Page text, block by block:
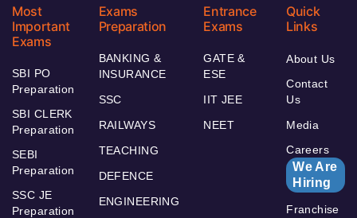
Most
Important
Exams
SBI PO
Preparation
SBI CLERK
Preparation
SEBI
Preparation
SSC JE
Preparation
Exams
Preparation
BANKING &
INSURANCE
SSC
RAILWAYS
TEACHING
DEFENCE
ENGINEERING
Entrance
Exams
GATE &
ESE
IIT JEE
NEET
Quick
Links
About Us
Contact
Us
Media
Careers
We Are
Hiring
Franchise